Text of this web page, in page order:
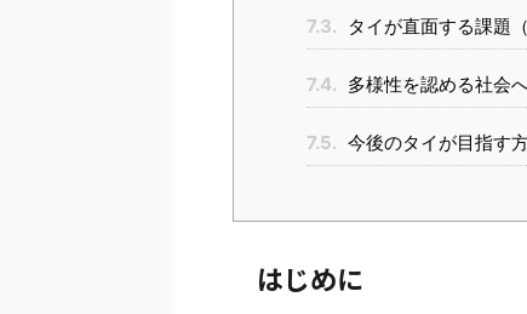
7.3. タイが直面する課題
7.4. 多様性を認める社会
7.5. 今後のタイが目指す
はじめに